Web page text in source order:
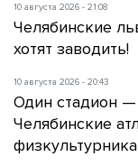
10 августа 2026 - 21:08
Челябинские
хотят заводить!
10 августа 2026 - 20:43
Один стадион —
Челябинские
физкультурника